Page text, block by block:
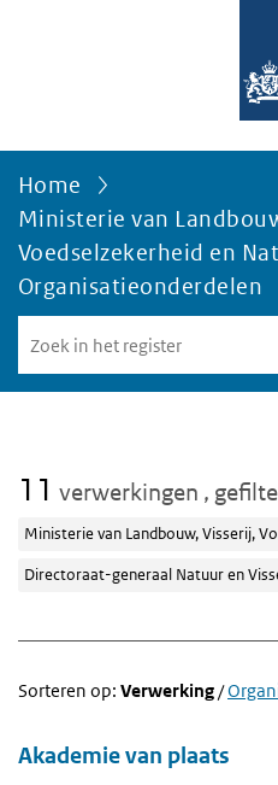
Home
Ministerie van
Voedselzekerheid en
Organisatieonderdelen
in
het
11 verwerkingen ,
Ministerie van Landbouw, Visserij,
Directoraat-generaal Natuur en
Sorteren op: Verwerking/
Akademie van plaats